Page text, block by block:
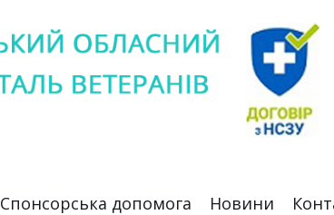
Спонсорська допомога Новини